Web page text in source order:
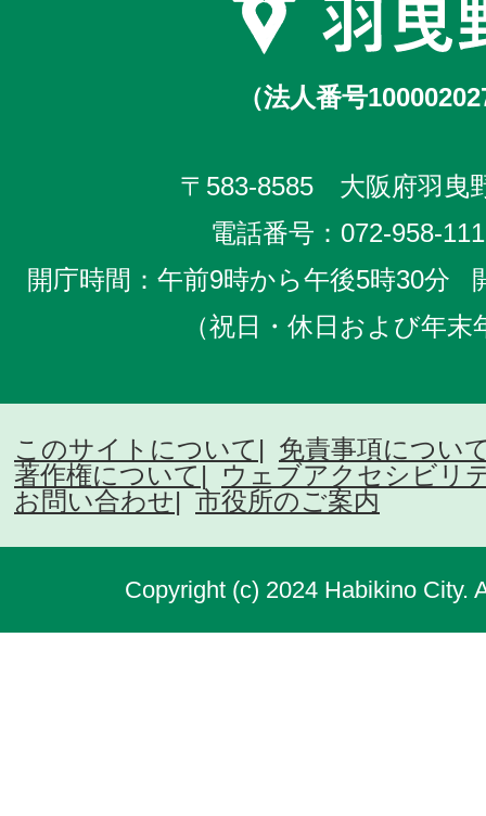
（法人番号
〒583-8585 大阪府羽曳
電話番号： 072-958-
開庁時間：午前9時から午後5時30分
（祝日・休日および年
このサイトについて
免責事項につい
著作権について
ウェブアクセシビリ
お問い合わせ
市役所のご案内
Copyright (c) 2024 Habikino City.